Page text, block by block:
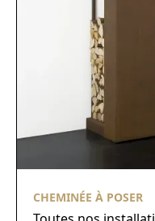
CHEMINÉE À POSER